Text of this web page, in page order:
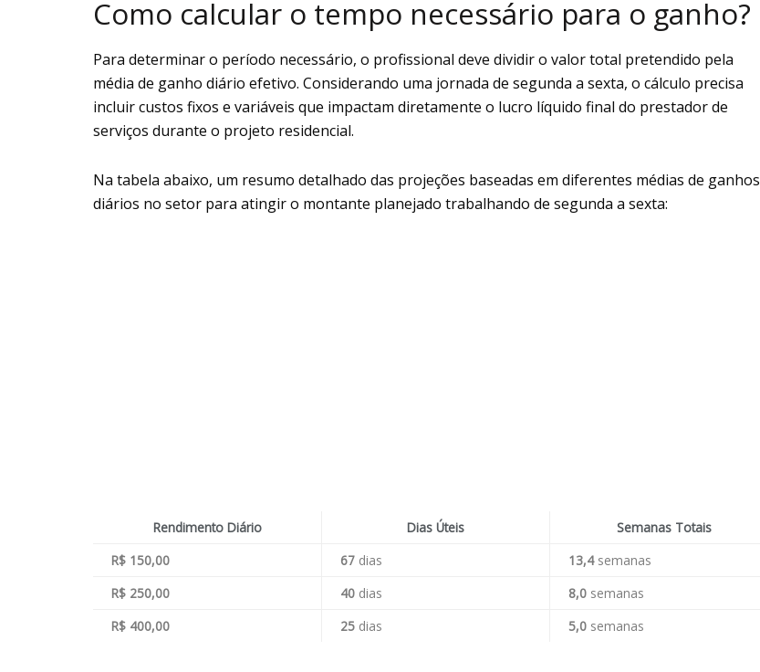
Como calcular o tempo necessário para o ganho?
Para determinar o período necessário, o profissional deve dividir o valor total pretendido pela
média de ganho diário efetivo. Considerando uma jornada de segunda a sexta, o cálculo precisa
incluir custos fixos e variáveis que impactam diretamente o lucro líquido final do prestador de
serviços durante o projeto residencial.
Na tabela abaixo, um resumo detalhado das projeções baseadas em diferentes médias de ganhos
diários no setor para atingir o montante planejado trabalhando de segunda a sexta:
Rendimento Diário Dias Úteis
Semanas Totais
R$ 150,00
67 dias 13,4semanas
R$ 250,00
40 dias 8,0 semanas
R$ 400,00
25 dias 5,0 semanas